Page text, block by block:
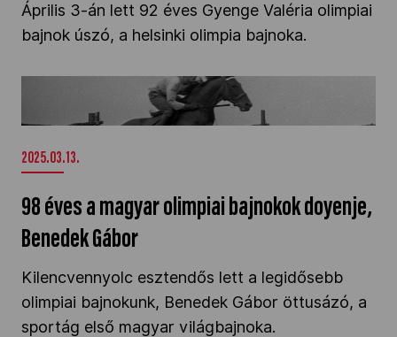
Adatbank
Április 3-án lett 92 éves Gyenge Valéria olimpiai
bajnok úszó, a helsinki olimpia bajnoka.
98 éves a magyar olimpiai bajnokok doyenje,
Benedek Gábor" />
2025.03.13.
98 éves a magyar olimpiai bajnokok doyenje,
Benedek Gábor
Kilencvennyolc esztendős lett a legidősebb
olimpiai bajnokunk, Benedek Gábor öttusázó, a
sportág első magyar világbajnoka.